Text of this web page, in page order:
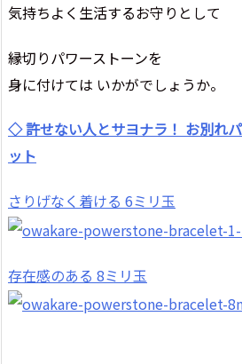
気持ちよく生活するお守りとして
縁切りパワーストーンを
身に付けては いかがでしょうか。
◇ 許せない人とサヨナラ！ お別れ
ット
さりげなく着ける 6ミリ玉
存在感のある 8ミリ玉